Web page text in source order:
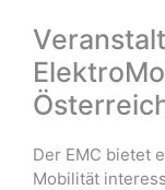
Der EMC bietet
Mobilität